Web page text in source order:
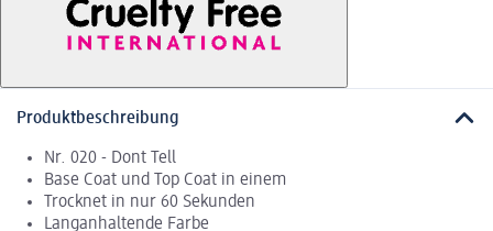
Produktbeschreibung
Nr. 020 - Dont Tell
Base Coat und Top Coat in einem
Trocknet in nur 60 Sekunden
Langanhaltende Farbe